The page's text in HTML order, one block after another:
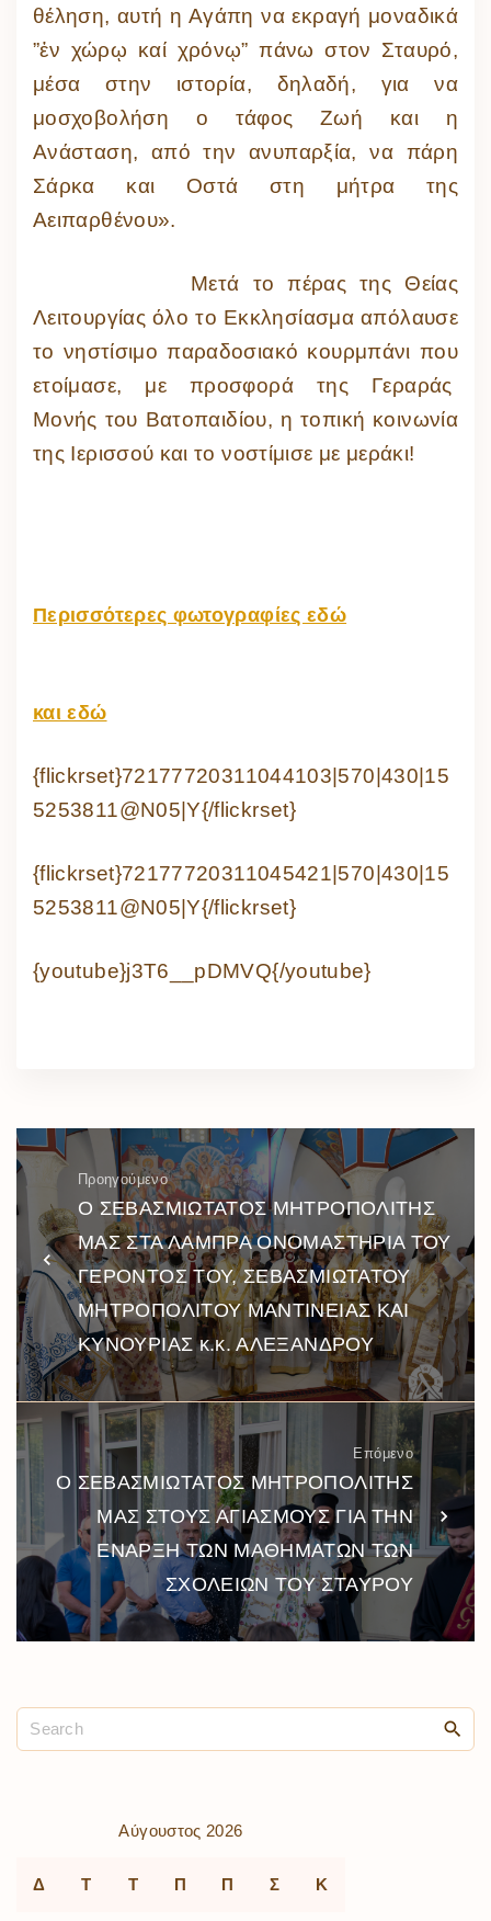
θέληση, αυτή η Αγάπη να εκραγή μοναδικά
”ἐν χώρῳ καί χρόνῳ” πάνω στον Σταυρό,
μέσα στην ιστορία, δηλαδή, για να
μοσχοβολήση ο τάφος Ζωή και η
Ανάσταση, από την ανυπαρξία, να πάρη
Σάρκα και Οστά στη μήτρα της
Αειπαρθένου».
Μετά το πέρας της Θείας
Λειτουργίας όλο το Εκκλησίασμα απόλαυσε
το νηστίσιμο παραδοσιακό κουρμπάνι που
ετοίμασε, με προσφορά της Γεραράς
Μονής του Βατοπαιδίου, η τοπική κοινωνία
της Ιερισσού και το νοστίμισε με μεράκι!
Περισσότερες φωτογραφίες εδώ
και εδώ
{flickrset}72177720311044103|570|430|15
5253811@N05|Y{/flickrset}
{flickrset}72177720311045421|570|430|15
5253811@N05|Y{/flickrset}
{youtube}j3T6__pDMVQ{/youtube}
Προηγούμενο
Ο ΣΕΒΑΣΜΙΩΤΑΤΟΣ ΜΗΤΡΟΠΟΛΙΤΗΣ
ΜΑΣ ΣΤΑ ΛΑΜΠΡΑ ΟΝΟΜΑΣΤΗΡΙΑ ΤΟΥ
ΓΕΡΟΝΤΟΣ ΤΟΥ, ΣΕΒΑΣΜΙΩΤΑΤΟΥ
ΜΗΤΡΟΠΟΛΙΤΟΥ ΜΑΝΤΙΝΕΙΑΣ ΚΑΙ
ΚΥΝΟΥΡΙΑΣ κ.κ. ΑΛΕΞΑΝΔΡΟΥ
Επόμενο
Ο ΣΕΒΑΣΜΙΩΤΑΤΟΣ ΜΗΤΡΟΠΟΛΙΤΗΣ
ΜΑΣ ΣΤΟΥΣ ΑΓΙΑΣΜΟΥΣ ΓΙΑ ΤΗΝ
ΕΝΑΡΞΗ ΤΩΝ ΜΑΘΗΜΑΤΩΝ ΤΩΝ
ΣΧΟΛΕΙΩΝ ΤΟΥ ΣΤΑΥΡΟΥ
Αύγουστος 2026
Δ Τ Τ Π Π Σ Κ